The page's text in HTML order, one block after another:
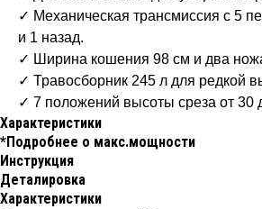
✓ Механическая трансмиссия с 5
и 1 назад.
✓ Ширина кошения 98 см и два
✓ Травосборник 245 л для редкой
✓ 7 положений высоты среза от 30
Характеристики
*Подробнее о макс.мощности
Инструкция
Деталировка
Характеристики